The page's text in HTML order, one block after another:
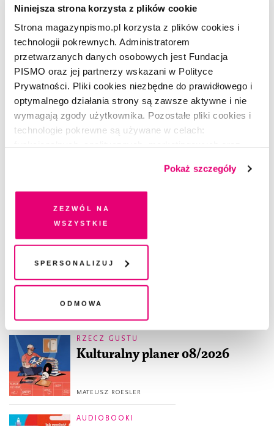
Niniejsza strona korzysta z plików cookie
Strona magazynpismo.pl korzysta z plików cookies i
technologii pokrewnych. Administratorem
przetwarzanych danych osobowych jest Fundacja
PISMO oraz jej partnerzy wskazani w Polityce
Prywatności. Pliki cookies niezbędne do prawidłowego i
optymalnego działania strony są zawsze aktywne i nie
wymagają zgody użytkownika. Pozostałe pliki cookies i
technologie pokrewne są używane w celach:
dobrowolną zgodę na pliki cookies i technologie
pokrewne, zgadzasz się na przechowywanie informacji
na Twoim urządzeniu końcowym lub dostęp do niego i
przetwarzanie danych. Zgodę na wszystkie lub niektóre
chwili wycofać lub ponowić w zakładce "Ustawienia
plików cookie". Wycofanie zgody nie wpływa na
legalność przetwarzania danych przed jej wycofaniem
Pokaż szczegóły
Zezwól na
wszystkie
Spersonalizuj
Odmowa
POLECAMY
Zamów wydanie specjalne
„Wokół miłości”
RZECZ GUSTU
Kulturalny planer 08/2026
MATEUSZ ROESLER
AUDIOBOOKI
ŻART OBRAZKOWY
Zalety bujania się w hamaku